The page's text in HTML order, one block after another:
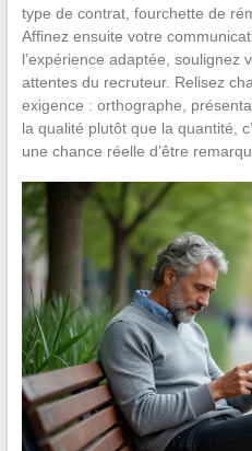
type de contrat, fourchette de
Affinez ensuite votre
l’expérience adaptée, soulignez
attentes du recruteur. Relisez
exigence : orthographe,
la qualité plutôt que la quantité,
une chance réelle d’être